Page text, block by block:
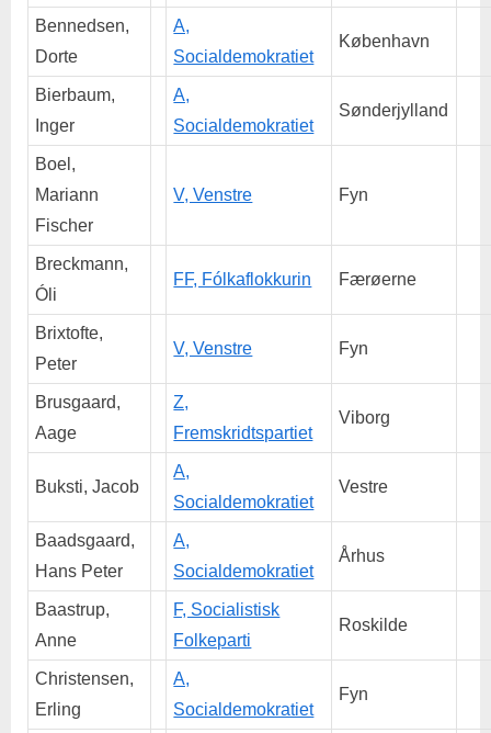
Bennedsen,
Dorte
A,
Socialdemokratiet
København
Bierbaum,
Inger
A,
Socialdemokratiet
Sønderjylland
Boel,
Mariann
Fischer
V, Venstre Fyn
Breckmann,
Óli
FF, Fólkaflokkurin Færøerne
Brixtofte,
Peter
V, Venstre Fyn
Brusgaard,
Aage
Z,
Fremskridtspartiet
Viborg
Buksti, Jacob
A,
Socialdemokratiet
Vestre
Baadsgaard,
Hans Peter
A,
Socialdemokratiet
Århus
Baastrup,
Anne
F, Socialistisk
Folkeparti
Roskilde
Christensen,
Erling
A,
Socialdemokratiet
Fyn